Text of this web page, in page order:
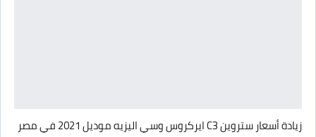
زيادة أسعار ستروين C3 ايركروس وسي اليزيه موديل 2021 في مصر